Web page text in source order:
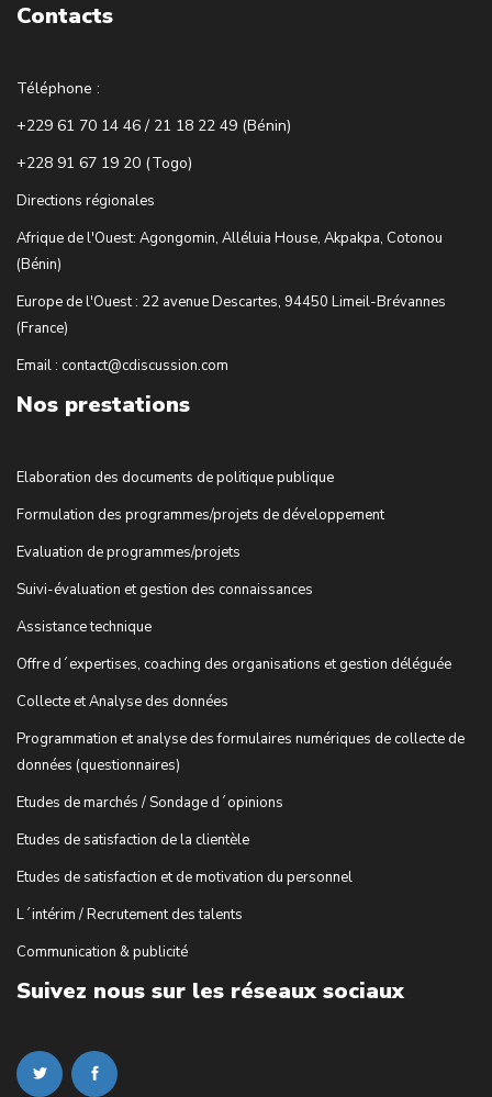
Contacts
Téléphone :
+229 61 70 14 46 / 21 18 22 49 (Bénin)
+228 91 67 19 20 (Togo)
Directions régionales
Afrique de l'Ouest: Agongomin, Alléluia House, Akpakpa, Cotonou
(Bénin)
Europe de l'Ouest : 22 avenue Descartes, 94450 Limeil-Brévannes
(France)
Email : contact@cdiscussion.com
Nos prestations
Elaboration des documents de politique publique
Formulation des programmes/projets de développement
Evaluation de programmes/projets
Suivi-évaluation et gestion des connaissances
Assistance technique
Offre d´expertises, coaching des organisations et gestion déléguée
Collecte et Analyse des données
Programmation et analyse des formulaires numériques de collecte de
données (questionnaires)
Etudes de marchés / Sondage d´opinions
Etudes de satisfaction de la clientèle
Etudes de satisfaction et de motivation du personnel
L´intérim / Recrutement des talents
Communication & publicité
Suivez nous sur les réseaux sociaux